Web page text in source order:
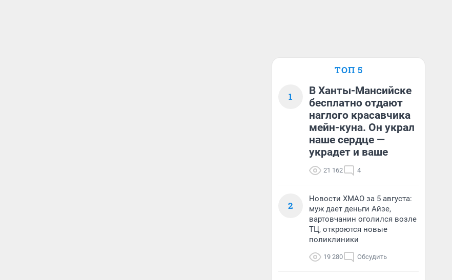
ТОП 5
1
В Ханты-Мансийске
бесплатно отдают
наглого красавчика
мейн-куна. Он украл
наше сердце —
украдет и ваше
21 162 4
2
Новости ХМАО за 5 августа:
муж дает деньги Айзе,
вартовчанин оголился возле
ТЦ, откроются новые
поликлиники
19 280 Обсудить